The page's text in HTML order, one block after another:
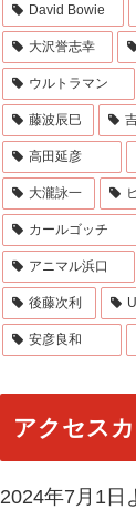
David Bowie
大沢誉志幸
ウルトラマン
藤波辰巳
高田延彦
大瀧詠一
カールゴッチ
アニマル浜口
後藤次利
安彦良和
アクセス
2024年7月1日